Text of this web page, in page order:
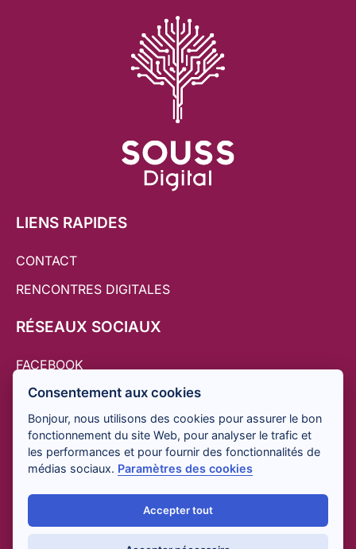
LIENS RAPIDES
CONTACT
RENCONTRES DIGITALES
RÉSEAUX SOCIAUX
FACEBOOK
TWITTER
INSTAGRAM
LINKEDIN
Consentement aux cookies
Bonjour, nous utilisons des cookies pour assurer le bon
fonctionnement du site Web, pour analyser le trafic et
les performances et pour fournir des fonctionnalités de
médias sociaux. Paramètres des cookies
Accepter tout